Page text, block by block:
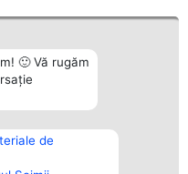
🙂 Vă rugăm
deContact